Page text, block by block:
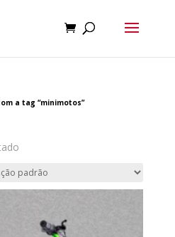
a tag “minimotos”